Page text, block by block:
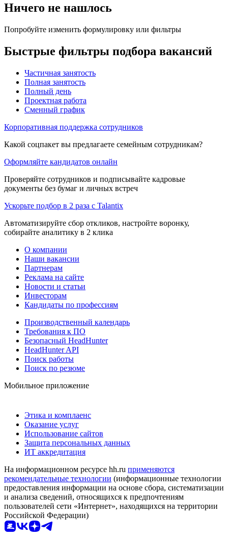
Ничего не нашлось
Попробуйте изменить формулировку или фильтры
Быстрые фильтры подбора вакансий
Частичная занятость
Полная занятость
Полный день
Проектная работа
Сменный график
Корпоративная поддержка сотрудников
Какой соцпакет вы предлагаете семейным сотрудникам?
Оформляйте кандидатов онлайн
Проверяйте сотрудников и подписывайте кадровые
документы без бумаг и личных встреч
Ускорьте подбор в 2 раза с Talantix
Автоматизируйте сбор откликов, настройте воронку,
собирайте аналитику в 2 клика
О компании
Наши вакансии
Партнерам
Реклама на сайте
Новости и статьи
Инвесторам
Кандидаты по профессиям
Производственный календарь
Требования к ПО
Безопасный HeadHunter
HeadHunter API
Поиск работы
Поиск по резюме
Мобильное приложение
Этика и комплаенс
Оказание услуг
Использование сайтов
Защита персональных данных
ИТ аккредитация
На информационном ресурсе hh.ru применяются
рекомендательные технологии (информационные технологии
предоставления информации на основе сбора, систематизации
и анализа сведений, относящихся к предпочтениям
пользователей сети «Интернет», находящихся на территории
Российской Федерации)